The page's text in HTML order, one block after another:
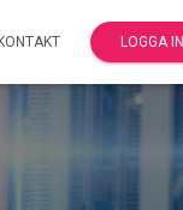
KONTAKT LOGGA IN